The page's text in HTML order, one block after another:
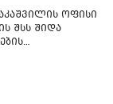
ოფისი
შსს შიდა